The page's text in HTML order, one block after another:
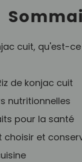
cuit, qu'est-
de konjac cuit
nutritionnelles
pour la santé
choisir et